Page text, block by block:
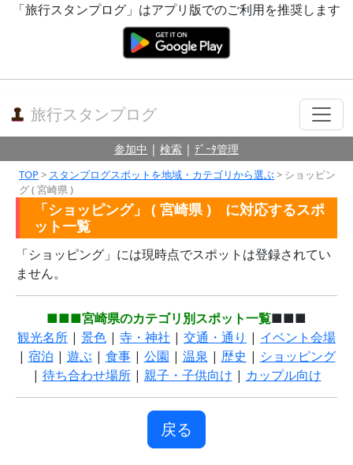
「旅行スタンプログ」はアプリ版でのご利用を推奨します
旅行スタンプログ
参加中 | 検索 | ﾃﾞｰﾀ管理
TOP> スタンプログスポットを地域・カテゴリから選ぶ> ショッピン
グ ( 宮崎県 )
「ショッピング」 ( 宮崎県 ) に対応するスポ
ット一覧
「ショッピング」には現時点でスポットは登録されてい
ません。
■■■宮崎県のカテゴリ別スポット一覧■■■
観光名所 | 景色 | 寺・神社 | 交通・通り | イベント会場
| 宿泊 | 遊ぶ| 食事| 公園 | 温泉 | 歴史 | ショッピング
| 待ち合わせ場所| 親子・子供向け | カップル向け
戻る